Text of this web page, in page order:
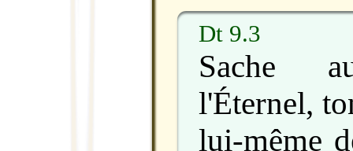
Dt 9.3
Sache
l'Éternel,
lui-même